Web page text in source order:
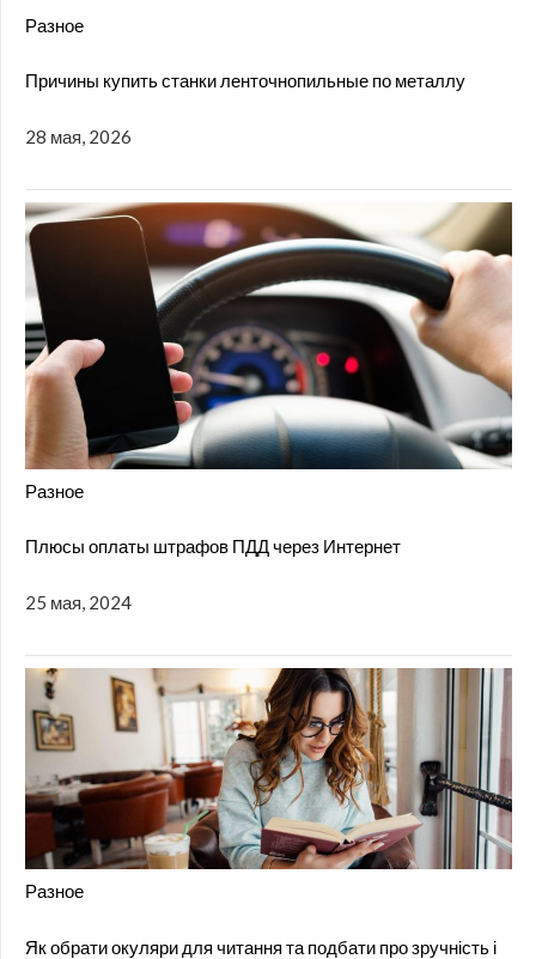
Разное
Причины купить станки ленточнопильные по металлу
28 мая, 2026
Разное
Плюсы оплаты штрафов ПДД через Интернет
25 мая, 2024
Разное
Як обрати окуляри для читання та подбати про зручність і